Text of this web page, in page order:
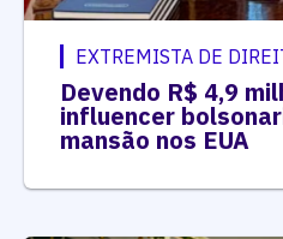
EXTREMISTA DE
Devendo R$ 4,9
influencer
mansão nos EUA